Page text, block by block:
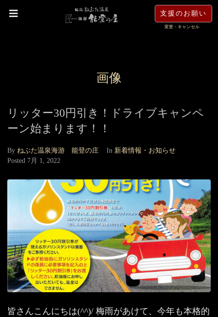
支援のお願い
変更・キャンセル
画像
リッター30円引き！ドライブキャンペ
ーン始まります！！
By ねぶた温泉海游 能登の庄 In 新着情報・お知らせ
Posted 7月 1, 2022
皆さんこんにちは(^^)/ 梅雨があけて、今年も本格的